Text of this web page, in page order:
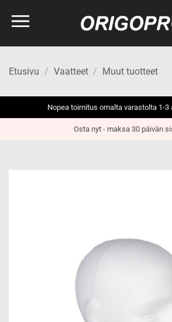
Etusivu / Vaatteet / Muut tuotteet
Nopea toimitus omalta varastolta 1-3
Osta nyt - maksa 30 päivän